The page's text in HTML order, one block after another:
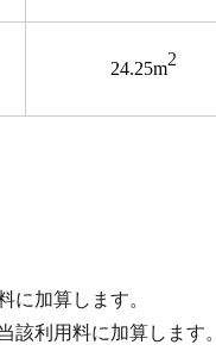
24.25m2
に加算します。
該利用料に加算します。